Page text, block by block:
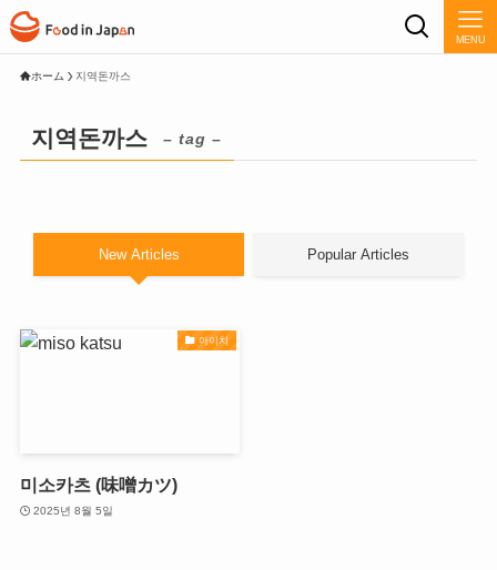
MENU
ホーム 지역돈까스
지역돈까스 – tag –
New Articles Popular Articles
아이치
미소카츠 (味噌カツ)
2025년 8월 5일